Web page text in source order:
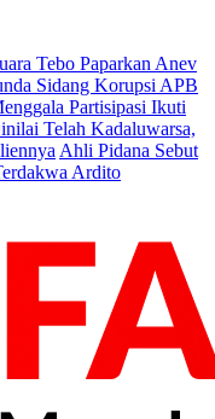
Tebo Paparkan Anev
Sidang Korupsi APB
Partisipasi Ikuti
Telah Kadaluwarsa,
Ahli Pidana Sebut
Ardito